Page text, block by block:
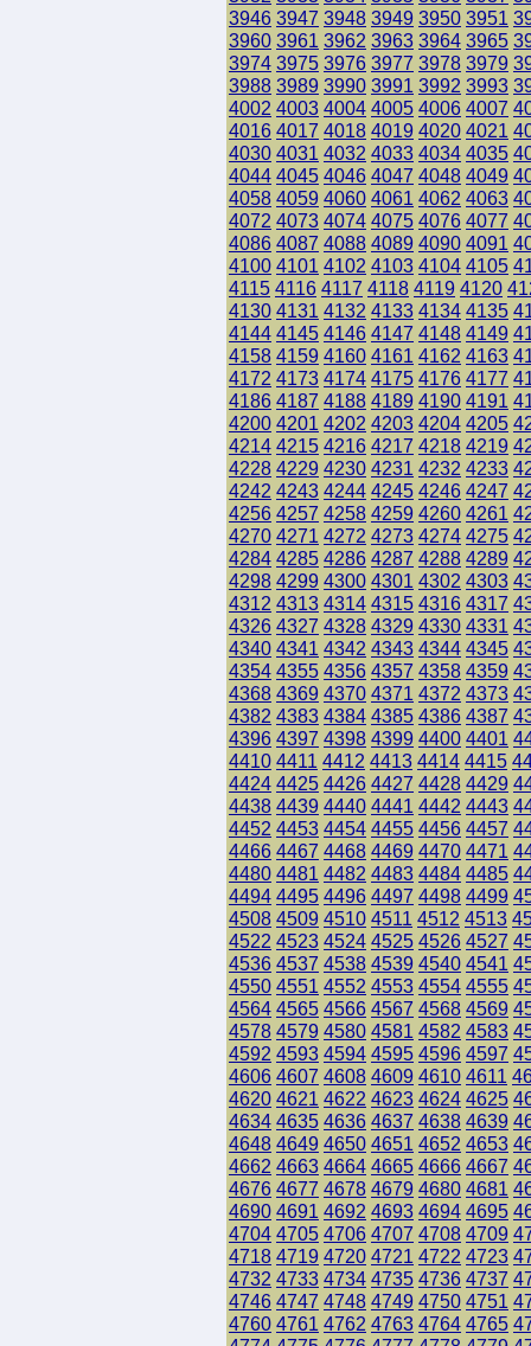
3946 3947 3948 3949 3950 3951
3960 3961 3962 3963 3964 3965
3974 3975 3976 3977 3978 3979
3988 3989 3990 3991 3992 3993
4002 4003 4004 4005 4006 4007
4016 4017 4018 4019 4020 4021
4030 4031 4032 4033 4034 4035
4044 4045 4046 4047 4048 4049
4058 4059 4060 4061 4062 4063
4072 4073 4074 4075 4076 4077
4086 4087 4088 4089 4090 4091
4100 4101 4102 4103 4104 4105
4115 4116 4117 4118 4119 4120
4130 4131 4132 4133 4134 4135
4144 4145 4146 4147 4148 4149
4158 4159 4160 4161 4162 4163
4172 4173 4174 4175 4176 4177
4186 4187 4188 4189 4190 4191
4200 4201 4202 4203 4204 4205
4214 4215 4216 4217 4218 4219
4228 4229 4230 4231 4232 4233
4242 4243 4244 4245 4246 4247
4256 4257 4258 4259 4260 4261
4270 4271 4272 4273 4274 4275
4284 4285 4286 4287 4288 4289
4298 4299 4300 4301 4302 4303
4312 4313 4314 4315 4316 4317
4326 4327 4328 4329 4330 4331
4340 4341 4342 4343 4344 4345
4354 4355 4356 4357 4358 4359
4368 4369 4370 4371 4372 4373
4382 4383 4384 4385 4386 4387
4396 4397 4398 4399 4400 4401
4410 4411 4412 4413 4414 4415
4424 4425 4426 4427 4428 4429
4438 4439 4440 4441 4442 4443
4452 4453 4454 4455 4456 4457
4466 4467 4468 4469 4470 4471
4480 4481 4482 4483 4484 4485
4494 4495 4496 4497 4498 4499
4508 4509 4510 4511 4512 4513
4522 4523 4524 4525 4526 4527
4536 4537 4538 4539 4540 4541
4550 4551 4552 4553 4554 4555
4564 4565 4566 4567 4568 4569
4578 4579 4580 4581 4582 4583
4592 4593 4594 4595 4596 4597
4606 4607 4608 4609 4610 4611
4620 4621 4622 4623 4624 4625
4634 4635 4636 4637 4638 4639
4648 4649 4650 4651 4652 4653
4662 4663 4664 4665 4666 4667
4676 4677 4678 4679 4680 4681
4690 4691 4692 4693 4694 4695
4704 4705 4706 4707 4708 4709
4718 4719 4720 4721 4722 4723
4732 4733 4734 4735 4736 4737
4746 4747 4748 4749 4750 4751
4760 4761 4762 4763 4764 4765